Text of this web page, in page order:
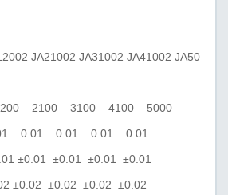
JA21002 JA31002 JA41002 JA50
2100 3100 4100 5000
0.01 0.01 0.01 0.01
±0.01 ±0.01 ±0.01 ±0.01
±0.02 ±0.02 ±0.02 ±0.02